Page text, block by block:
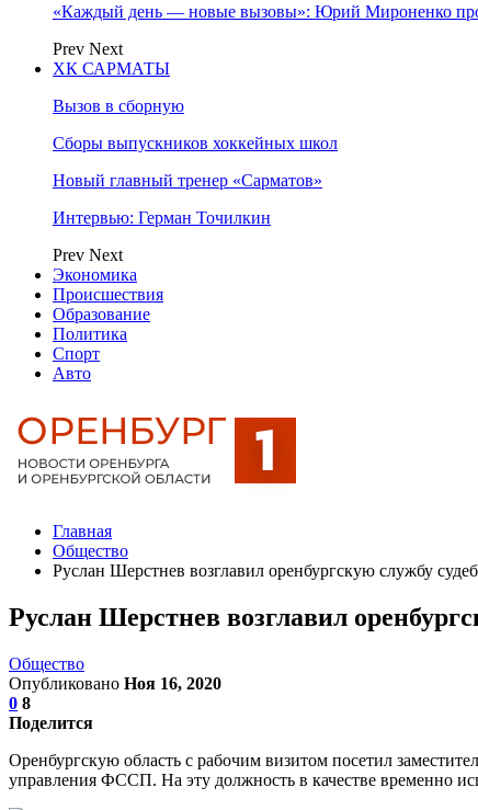
«Каждый день — новые вызовы»: Юрий Мироненко
Prev Next
ХК САРМАТЫ
Вызов в сборную
Сборы выпускников хоккейных школ
Новый главный тренер «Сарматов»
Интервью: Герман Точилкин
Prev Next
Экономика
Происшествия
Образование
Политика
Спорт
Авто
Главная
Общество
Руслан Шерстнев возглавил оренбургскую службу
Руслан Шерстнев возглавил
Общество
Опубликовано Ноя 16, 2020
0 8
Поделится
Оренбургскую область с рабочим визитом посетил
управления ФССП. На эту должность в качестве временно